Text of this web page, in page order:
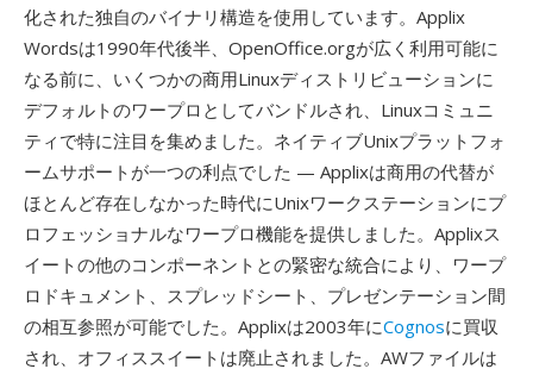
化された独自のバイナリ構造を使用しています。Applix
Wordsは1990年代後半、OpenOffice.orgが広く利用可能に
なる前に、いくつかの商用Linuxディストリビューションに
デフォルトのワープロとしてバンドルされ、Linuxコミュニ
ティで特に注目を集めました。ネイティブUnixプラットフォ
ームサポートが一つの利点でした — Applixは商用の代替が
ほとんど存在しなかった時代にUnixワークステーションにプ
ロフェッショナルなワープロ機能を提供しました。Applixス
イートの他のコンポーネントとの緊密な統合により、ワープ
ロドキュメント、スプレッドシート、プレゼンテーション間
の相互参照が可能でした。Applixは2003年にCognosに買収
され、オフィススイートは廃止されました。AWファイルは